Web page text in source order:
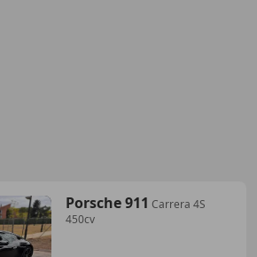
Porsche 911 Carrera 4S
450cv